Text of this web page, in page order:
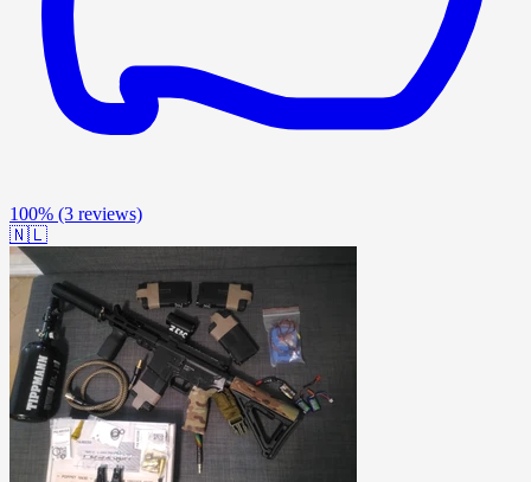
100% (3 reviews)
🇳🇱